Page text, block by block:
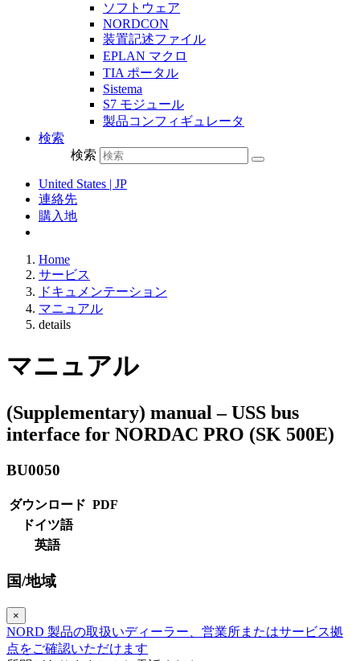
ソフトウェア
NORDCON
装置記述ファイル
EPLAN マクロ
TIA ポータル
Sistema
S7 モジュール
製品コンフィギュレータ
検索
検索
United States | JP
連絡先
購入地
Home
サービス
ドキュメンテーション
マニュアル
details
マニュアル
(Supplementary) manual – USS bus
interface for NORDAC PRO (SK 500E)
BU0050
ダウンロード PDF
ドイツ語
英語
国/地域
×
NORD 製品の取扱いディーラー、営業所またはサービス拠
点をご確認いただけます